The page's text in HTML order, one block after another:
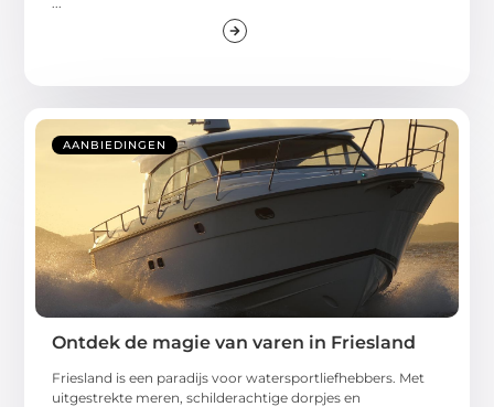
AANBIEDINGEN
Ontdek de magie van varen in Friesland
Friesland is een paradijs voor watersportliefhebbers. Met
uitgestrekte meren, schilderachtige dorpjes en